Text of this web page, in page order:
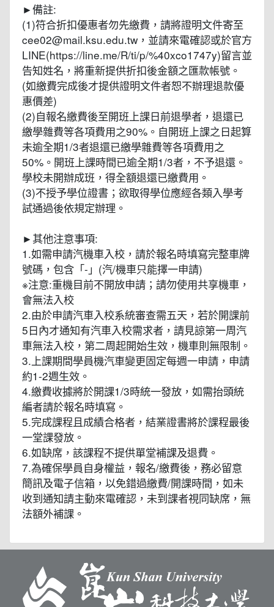
►備註:
(1)符合折扣優惠者勿先繳費，請將證明文件寄至
cee02@mail.ksu.edu.tw，並請來電確認或於官方
LINE(https://line.me/R/ti/p/%40xco1747y)留言並
告知姓名，將重新提供折扣後金額之匯款帳號。
(如繳費完成後才提供證明文件者恕不辦理退款優
惠價差)
(2)自報名繳費後至開班上課日前退學者，退還已
繳學雜費等各項費用之90%。自開班上課之日起算
未逾全期1/3者退還已繳學雜費等各項費用之
50%。開班上課時間已逾全期1/3者，不予退還。
學校未開辦成班，得全額退還已繳費用。
(3)不授予學位證書；欲取得學位應經各類入學考
試通過後依規定辦理。
►其他注意事項:
1.如需申請汽機車入校，請於報名時填寫完整車牌
號碼，包含「-」(汽/機車只能擇一申請)
※注意:重機目前不開放申請；請勿使用共享機車，
會無法入校
2.由於申請汽車入校系統審查需五天，若於開課前
5日內才通知有汽車入校需求者，請見諒第一周汽
車無法入校，第二周起開始生效，機車則無限制。
3.上課期間學員機汽車變更固定每週一申請，申請
約1-2週生效。
4.繳費收據將於開課1/3時統一發放，如需抬頭統
編者請於報名時填寫。
5.完成課程且成績合格者，結業證書將於課程最後
一堂課發放。
6.如缺席，該課程不提供單堂補課及退費。
7.為確保學員自身權益，報名/繳費後，務必留意
簡訊及電子信箱，以免錯過繳費/開課時間，如未
收到通知請主動來電確認，未到課者視同缺席，無
法額外補課。